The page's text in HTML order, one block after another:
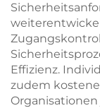
Effizienz.
zudem